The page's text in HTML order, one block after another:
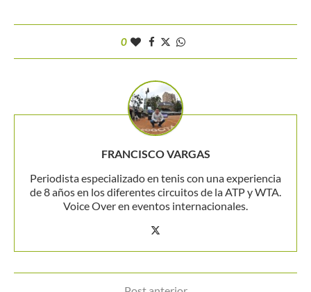
0
FRANCISCO VARGAS
Periodista especializado en tenis con una experiencia
de 8 años en los diferentes circuitos de la ATP y WTA.
Voice Over en eventos internacionales.